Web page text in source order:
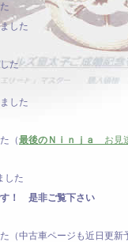
した
た
した
（最後のＮｉｎｊａ お見
した
！ 是非ご覧下さい
（中古車ページも近日更新